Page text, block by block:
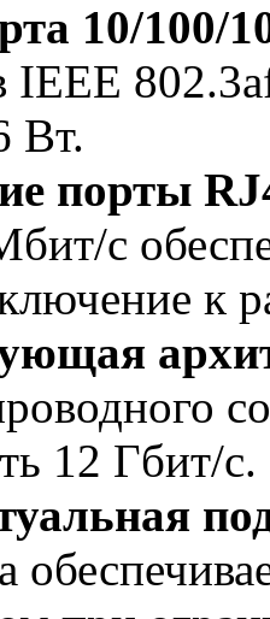
10/100/
IEEE
Вт.
порты
с
к
12 Гбит/с.